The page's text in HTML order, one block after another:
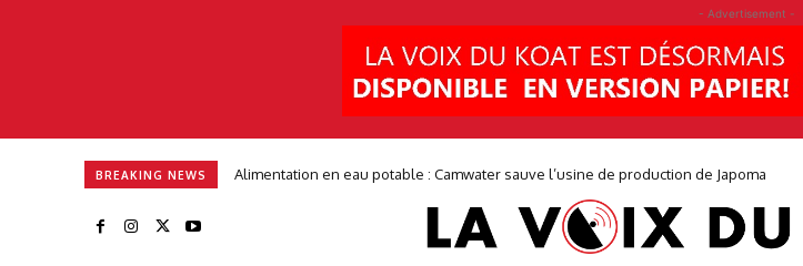
- Advertisement -
BREAKING NEWS Alimentation en eau potable : Camwater sauve l’usine de production de Japoma